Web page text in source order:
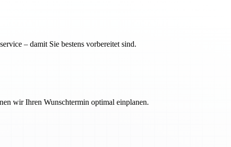
– damit Sie bestens vorbereitet sind.
wir Ihren Wunschtermin optimal einplanen.